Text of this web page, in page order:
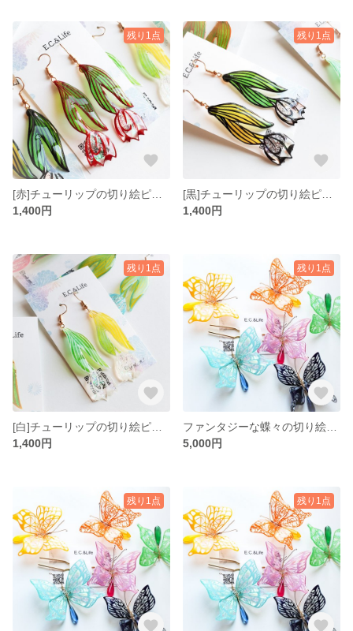
残り1点
1,400円
残り1点
1,400円
残り1点
1,400円
残り1点
5,000円
残り1点 残り1点